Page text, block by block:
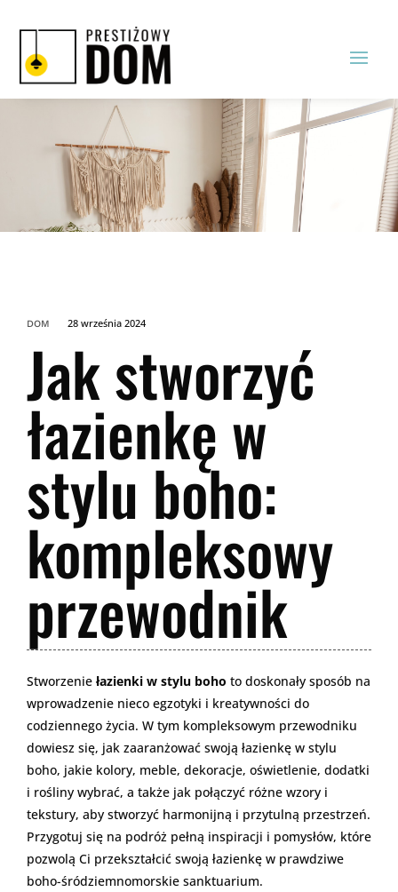
DOM 28 września 2024
Jak stworzyć
łazienkę w
stylu boho:
kompleksowy
przewodnik
Stworzenie łazienki w stylu boho to doskonały sposób na
wprowadzenie nieco egzotyki i kreatywności do
codziennego życia. W tym kompleksowym przewodniku
dowiesz się, jak zaaranżować swoją łazienkę w stylu
boho, jakie kolory, meble, dekoracje, oświetlenie, dodatki
i rośliny wybrać, a także jak połączyć różne wzory i
tekstury, aby stworzyć harmonijną i przytulną przestrzeń.
Przygotuj się na podróż pełną inspiracji i pomysłów, które
pozwolą Ci przekształcić swoją łazienkę w prawdziwe
boho-śródziemnomorskie sanktuarium.